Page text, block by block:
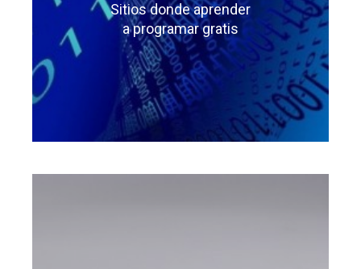
Sitios donde aprender
a programar gratis